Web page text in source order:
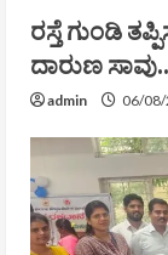
ರಸ್ತೆ ಗುಂಡಿ
ದಾರುಣ ಸಾವು..
admin 06/